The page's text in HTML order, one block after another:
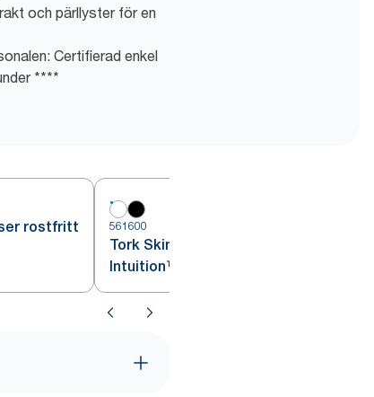
och pärllyster för en
Certifierad enkel
****
rostfritt
561600
Tork Skincare Dispenser -
Intuition™ sensor vit S4